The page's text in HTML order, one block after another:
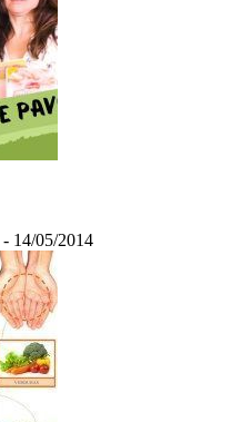
- 14/05/2014